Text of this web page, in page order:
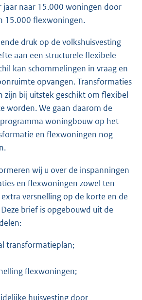
jaar naar 15.000 woningen door
15.000 flexwoningen.
druk op de volkshuisvesting
aan een structurele flexibele
kan schommelingen in vraag en
opvangen. Transformaties
zijn bij uitstek geschikt om flexibel
worden. We gaan daarom de
woningbouw op het
en flexwoningen nog
wij u over de inspanningen
en flexwoningen zowel ten
versnelling op de korte en de
brief is opgebouwd uit de
transformatieplan;
flexwoningen;
huisvesting door